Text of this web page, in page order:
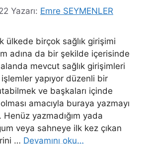
Yazarı: Emre SEYMENLER
ülkede birçok sağlık girişimi
adına da bir şekilde içerisinde
mevcut sağlık girişimleri
yapıyor düzenli bir
ve başkaları içinde
amacıyla buraya yazmayı
yazmadığım yada
veya sahneye ilk kez çıkan
… Devamını oku…